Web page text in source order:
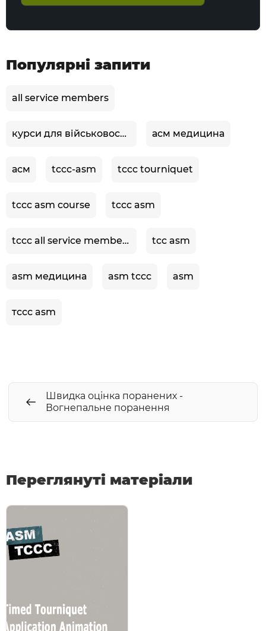
Популярні запити
all service members
курси для військовослужбовців асм медицина
асм tccc-asm tccc tourniquet
tccc asm course tccc asm
tccc all service members tcc asm
asm медицина asm tccc asm
тссс asm
Швидка оцінка поранених -
Вогнепальне поранення
Переглянуті матеріали